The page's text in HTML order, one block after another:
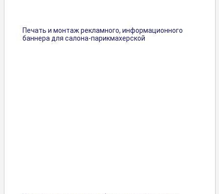
Печать и монтаж рекламного, информационного
баннера для салона-парикмахерской